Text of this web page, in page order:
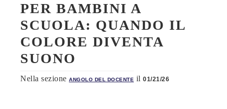
PER BAMBINI A
SCUOLA: QUANDO IL
COLORE DIVENTA
SUONO
Nella sezione ANGOLO DEL DOCENTE il 01/21/26